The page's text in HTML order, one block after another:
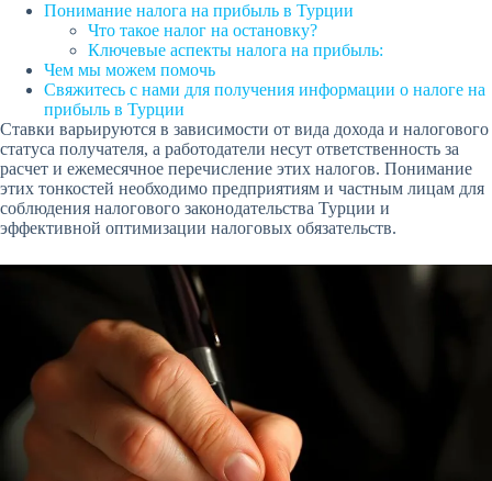
Понимание налога на прибыль в Турции
Что такое налог на остановку?
Ключевые аспекты налога на прибыль:
Чем мы можем помочь
Свяжитесь с нами для получения информации о налоге на
прибыль в Турции
Ставки варьируются в зависимости от вида дохода и налогового
статуса получателя, а работодатели несут ответственность за
расчет и ежемесячное перечисление этих налогов. Понимание
этих тонкостей необходимо предприятиям и частным лицам для
соблюдения налогового законодательства Турции и
эффективной оптимизации налоговых обязательств.